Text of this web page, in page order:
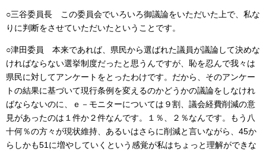
○三谷委員長 この委員会でいろいろ御議論をいただいた上で、私な
りに判断をさせていただいたということです。
○津田委員 本来であれば、県民から選ばれた議員が議論して決めな
ければならない選挙制度だったと思うんですが、恥を忍んで我々は
県民に対してアンケートをとったわけです。だから、そのアンケー
トの結果に基づいて現行条例を変えるのかどうかの議論をしなけれ
ばならないのに、ｅ－モニターについては９割、議会経費削減の意
見があったのは１件か２件なんです。１％、２％なんです。もう八
十何％の方々が現状維持、あるいはさらに削減と言いながら、45か
らしかも51に増やしていくという感覚が私はちょっと理解ができな